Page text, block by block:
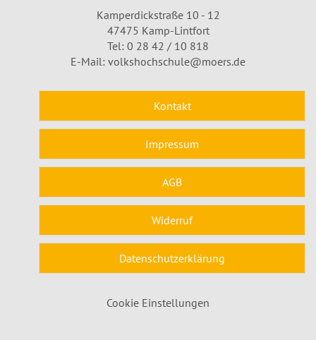
Kamperdickstraße 10 - 12
47475 Kamp-Lintfort
Tel: 0 28 42 / 10 818
E-Mail: volkshochschule@moers.de
Kontakt
Impressum
AGB
Widerruf
Datenschutzerklärung
Cookie Einstellungen